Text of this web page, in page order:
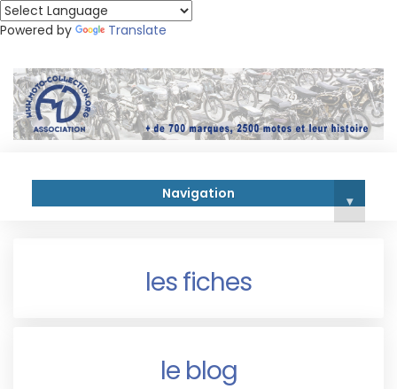
Powered by Translate
Navigation ▾
les fiches
le blog